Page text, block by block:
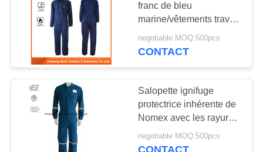
SITE
PRIVACY
POLICYPantalon résistant
au feu
franc de bleu
marine/vêtements travail
ignifuges permanents
d'Aramid avec l'équilibre
negotiable MOQ:500pcs
CONTACT
Salopette ignifuge
protectrice inhérente de
Nomex avec les rayures
réfléchissantes
negotiable MOQ:500pcs